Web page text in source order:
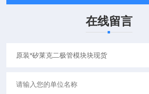
在线留言